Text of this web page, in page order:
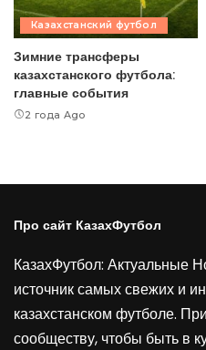
Казахстанский футбол
Зимние трансферы
казахстанского футбола:
главные события
2 года Ago
Про сайт КазахФутбол
КазахФутбол: Актуальные
источник самых свежих и
казахстанском футболе.
сообществу, чтобы быть в